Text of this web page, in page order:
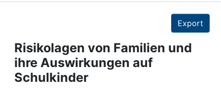
Projects
People
Export
Risikolagen von Familien und
ihre Auswirkungen auf
Schulkinder